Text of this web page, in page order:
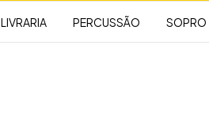
LIVRARIA PERCUSSÃO SOPRO